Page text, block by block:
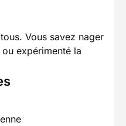
Vous savez nager
expérimenté la